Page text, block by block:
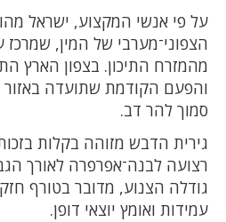
על פי אנשי המקצוע, ישראל
הצפוני־מערבי של המין,
מהמזרח התיכון. בצפון הארץ
והפעם הקודמת שתועדה
סמוך להר דב.
גירית הדבש מזוהה בקלות
רצועה לבנה־אפרפרה לאורך
גודלה הצנוע, מדובר בטורף
עמידות ואומץ יוצאי דופן.